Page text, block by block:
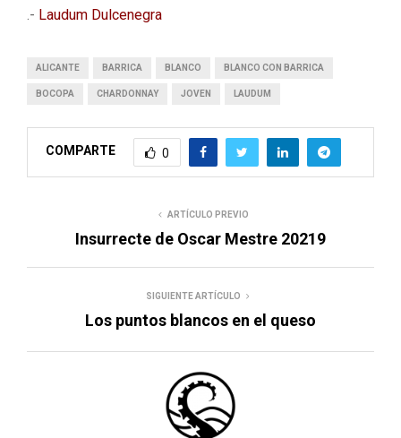
.- Laudum Dulcenegra
ALICANTE BARRICA BLANCO BLANCO CON BARRICA
BOCOPA CHARDONNAY JOVEN LAUDUM
COMPARTE 0
ARTÍCULO PREVIO
Insurrecte de Oscar Mestre 20219
SIGUIENTE ARTÍCULO
Los puntos blancos en el queso